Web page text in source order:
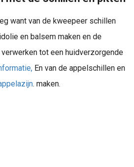
want van de kweepeer schillen
en balsem maken en de
tot een huidverzorgende
En van de appelschillen en
. maken.